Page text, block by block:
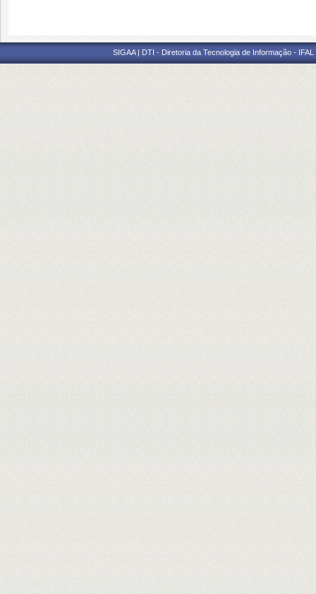
SIGAA | DTI - Diretoria da Tecnologia de Informação -